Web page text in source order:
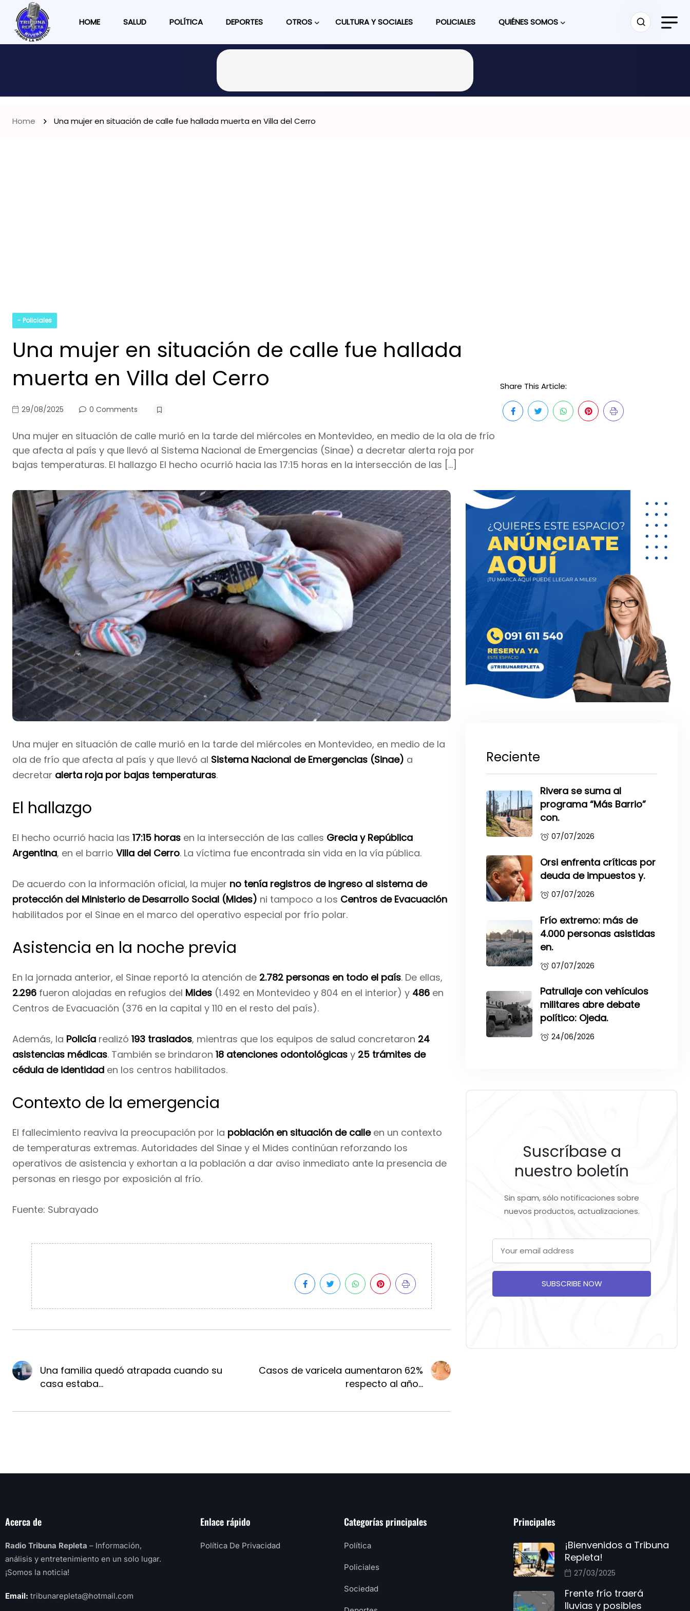
HOME SALUD POLÍTICA DEPORTES OTROS CULTURA Y SOCIALES POLICIALES QUIÉNES SOMOS
Home Una mujer en situación de calle fue hallada muerta en Villa del Cerro
- Policiales
Una mujer en situación de calle fue hallada
muerta en Villa del Cerro
29/08/2025 0 Comments
Una mujer en situación de calle murió en la tarde del miércoles en Montevideo, en medio de la ola de frío
que afecta al país y que llevó al Sistema Nacional de Emergencias (Sinae) a decretar alerta roja por
bajas temperaturas. El hallazgo El hecho ocurrió hacia las 17:15 horas en la intersección de las […]
Share This Article:
Una mujer en situación de calle murió en la tarde del miércoles en Montevideo, en medio de la
ola de frío que afecta al país y que llevó al Sistema Nacional de Emergencias (Sinae) a
decretar alerta roja por bajas temperaturas.
El hallazgo
El hecho ocurrió hacia las 17:15 horas en la intersección de las calles Grecia y República
Argentina, en el barrio Villa del Cerro. La víctima fue encontrada sin vida en la vía pública.
De acuerdo con la información oficial, la mujer no tenía registros de ingreso al sistema de
protección del Ministerio de Desarrollo Social (Mides) ni tampoco a los Centros de Evacuación
habilitados por el Sinae en el marco del operativo especial por frío polar.
Asistencia en la noche previa
En la jornada anterior, el Sinae reportó la atención de 2.782 personas en todo el país. De ellas,
2.296 fueron alojadas en refugios del Mides (1.492 en Montevideo y 804 en el interior) y 486 en
Centros de Evacuación (376 en la capital y 110 en el resto del país).
Además, la Policía realizó 193 traslados, mientras que los equipos de salud concretaron 24
asistencias médicas. También se brindaron 18 atenciones odontológicas y 25 trámites de
cédula de identidad en los centros habilitados.
Contexto de la emergencia
El fallecimiento reaviva la preocupación por la población en situación de calleen un contexto
de temperaturas extremas. Autoridades del Sinae y el Mides continúan reforzando los
operativos de asistencia y exhortan a la población a dar aviso inmediato ante la presencia de
personas en riesgo por exposición al frío.
Fuente: Subrayado
Una familia quedó atrapada cuando su
casa estaba...
Casos de varicela aumentaron 62%
respecto al año...
Reciente
Rivera se suma al
programa “Más Barrio”
con.
07/07/2026
Orsi enfrenta críticas por
deuda de impuestos y.
07/07/2026
Frío extremo: más de
4.000 personas asistidas
en.
07/07/2026
Patrullaje con vehículos
militares abre debate
político: Ojeda.
24/06/2026
Suscríbase a
nuestro boletín
Sin spam, sólo notificaciones sobre
nuevos productos, actualizaciones.
SUBSCRIBE NOW
Acerca de
Radio Tribuna Repleta – Información,
análisis y entretenimiento en un solo lugar.
¡Somos la noticia!
Email: tribunarepleta@hotmail.com
Enlace rápido
Política De Privacidad
Categorías principales
Política
Policiales
Sociedad
Principales
¡Bienvenidos a Tribuna
Repleta!
27/03/2025
Frente frío traerá
lluvias y posibles